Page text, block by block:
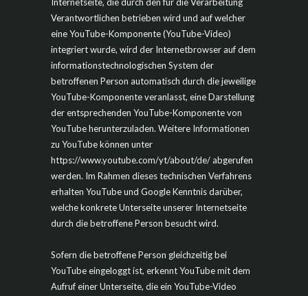
Verantwortlichen betrieben wird und auf welcher
eine YouTube-Komponente (YouTube-Video)
integriert wurde, wird der Internetbrowser auf dem
informationstechnologischen System der
betroffenen Person automatisch durch die jeweilige
YouTube-Komponente veranlasst, eine Darstellung
der entsprechenden YouTube-Komponente von
YouTube herunterzuladen. Weitere Informationen
zu YouTube können unter
https://www.youtube.com/yt/about/de/ abgerufen
werden. Im Rahmen dieses technischen Verfahrens
erhalten YouTube und Google Kenntnis darüber,
welche konkrete Unterseite unserer Internetseite
durch die betroffene Person besucht wird.
Sofern die betroffene Person gleichzeitig bei
YouTube eingeloggt ist, erkennt YouTube mit dem
Aufruf einer Unterseite, die ein YouTube-Video